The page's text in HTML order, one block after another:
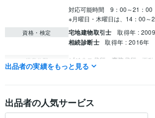
対応可能時間　9：00～21：00
※月曜日・木曜日は、14：00～
資格・検定 宅地建物取引士 取得年 :
相続診断士 取得年 : 2016年
得意分野 ビジネス代行・事務代行 不
不動産・相続・契約書
不動産・契約書・アド
出品者の実績をもっと見る
出品者の人気サービス